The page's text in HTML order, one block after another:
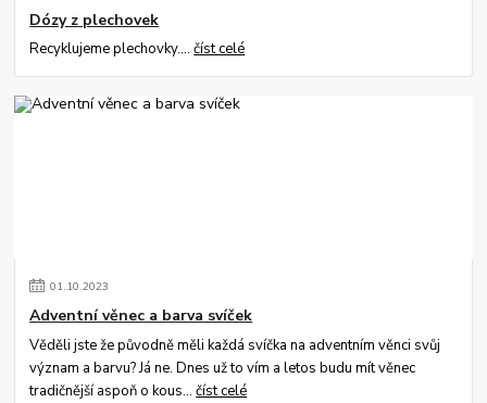
Dózy z plechovek
Recyklujeme plechovky....číst celé
01.10.2023
Adventní věnec a barva svíček
Věděli jste že původně měli každá svíčka na adventním věnci svůj
význam a barvu? Já ne. Dnes už to vím a letos budu mít věnec
tradičnější aspoň o kous...číst celé